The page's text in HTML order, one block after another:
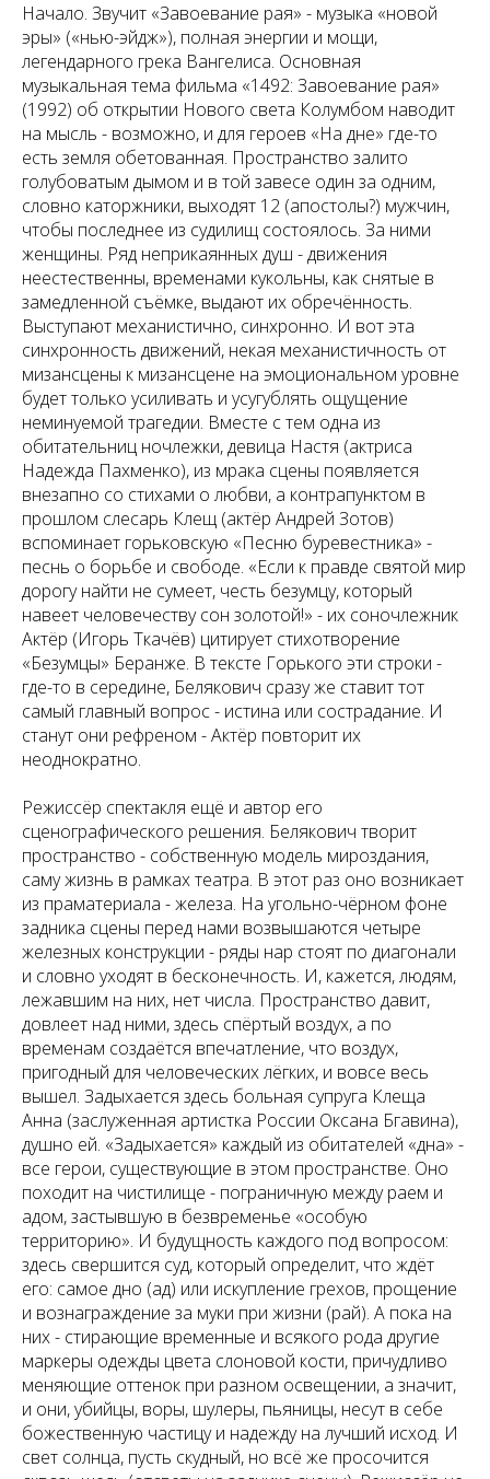
Начало. Звучит «Завоевание рая» - музыка «новой
эры» («нью-эйдж»), полная энергии и мощи,
легендарного грека Вангелиса. Основная
музыкальная тема фильма «1492: Завоевание рая»
(1992) об открытии Нового света Колумбом наводит
на мысль - возможно, и для героев «На дне» где-то
есть земля обетованная. Пространство залито
голубоватым дымом и в той завесе один за одним,
словно каторжники, выходят 12 (апостолы?) мужчин,
чтобы последнее из судилищ состоялось. За ними
женщины. Ряд неприкаянных душ - движения
неестественны, временами кукольны, как снятые в
замедленной съёмке, выдают их обречённость.
Выступают механистично, синхронно. И вот эта
синхронность движений, некая механистичность от
мизансцены к мизансцене на эмоциональном уровне
будет только усиливать и усугублять ощущение
неминуемой трагедии. Вместе с тем одна из
обитательниц ночлежки, девица Настя (актриса
Надежда Пахменко), из мрака сцены появляется
внезапно со стихами о любви, а контрапунктом в
прошлом слесарь Клещ (актёр Андрей Зотов)
вспоминает горьковскую «Песню буревестника» -
песнь о борьбе и свободе. «Если к правде святой мир
дорогу найти не сумеет, честь безумцу, который
навеет человечеству сон золотой!» - их соночлежник
Актёр (Игорь Ткачёв) цитирует стихотворение
«Безумцы» Беранже. В тексте Горького эти строки -
где-то в середине, Белякович сразу же ставит тот
самый главный вопрос - истина или сострадание. И
станут они рефреном - Актёр повторит их
неоднократно.
Режиссёр спектакля ещё и автор его
сценографического решения. Белякович творит
пространство - собственную модель мироздания,
саму жизнь в рамках театра. В этот раз оно возникает
из праматериала - железа. На угольно-чёрном фоне
задника сцены перед нами возвышаются четыре
железных конструкции - ряды нар стоят по диагонали
и словно уходят в бесконечность. И, кажется, людям,
лежавшим на них, нет числа. Пространство давит,
довлеет над ними, здесь спёртый воздух, а по
временам создаётся впечатление, что воздух,
пригодный для человеческих лёгких, и вовсе весь
вышел. Задыхается здесь больная супруга Клеща
Анна (заслуженная артистка России Оксана Бгавина),
душно ей. «Задыхается» каждый из обитателей «дна» -
все герои, существующие в этом пространстве. Оно
походит на чистилище - пограничную между раем и
адом, застывшую в безвременье «особую
территорию». И будущность каждого под вопросом:
здесь свершится суд, который определит, что ждёт
его: самое дно (ад) или искупление грехов, прощение
и вознаграждение за муки при жизни (рай). А пока на
них - стирающие временные и всякого рода другие
маркеры одежды цвета слоновой кости, причудливо
меняющие оттенок при разном освещении, а значит,
и они, убийцы, воры, шулеры, пьяницы, несут в себе
божественную частицу и надежду на лучший исход. И
свет солнца, пусть скудный, но всё же просочится